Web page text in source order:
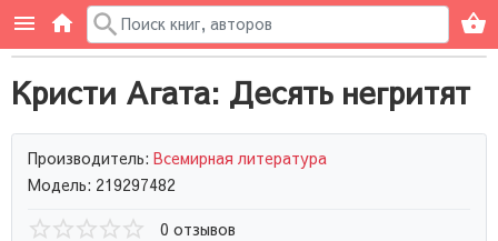
Кристи Агата: Десять негритят
Производитель: Всемирная литература
Модель: 219297482
0 отзывов